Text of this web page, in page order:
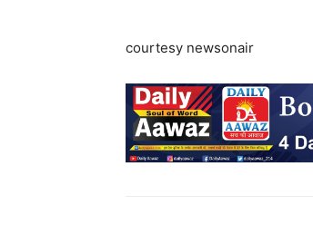
courtesy newsonair